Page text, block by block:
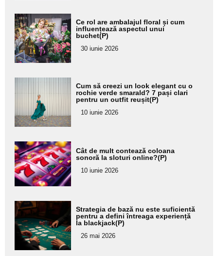
Adaugă
aici textul
pentru
subtitlu
Ce rol are ambalajul floral și cum
influențează aspectul unui
buchet(P)
30 iunie 2026
Adaugă
aici textul
pentru
subtitlu
Cum să creezi un look elegant cu o
rochie verde smarald? 7 pași clari
pentru un outfit reușit(P)
10 iunie 2026
Adaugă
aici textul
pentru
subtitlu
Cât de mult contează coloana
sonoră la sloturi online?(P)
10 iunie 2026
Adaugă
aici textul
pentru
subtitlu
Strategia de bază nu este suficientă
pentru a defini întreaga experiență
la blackjack(P)
26 mai 2026